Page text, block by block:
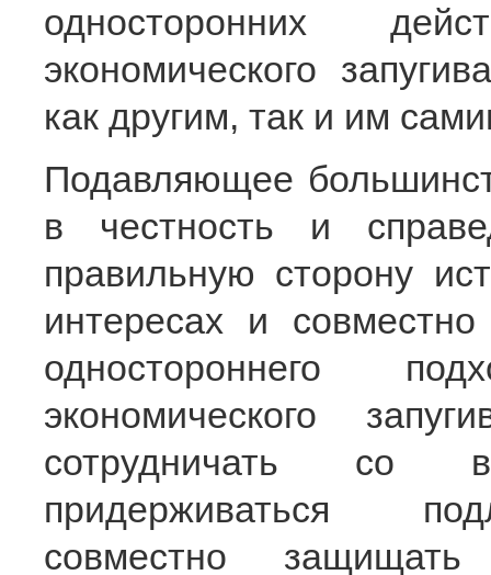
односторонних
экономического
как другим, так и им
Подавляющее
в честность и
правильную сторону
интересах и
одностороннего
экономического
сотрудничать со
придерживаться
совместно защищать